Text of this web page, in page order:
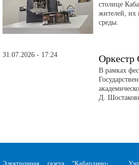
столице
жителей, их
среды.
31.07.2026 - 17:24 Оркестр
В рамках
Д.
Электронная газета "Кабардино-